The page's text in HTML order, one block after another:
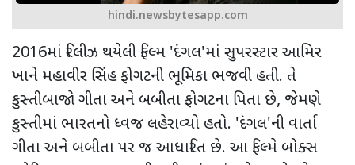
hindi.newsbytesapp.com
2016માં રિલીઝ થયેલી ફિલ્મ 'દંગલ'માં સુપરસ્ટાર આમિર
ખાને મહાવીર સિંહ ફોગટની ભૂમિકા ભજવી હતી. તે
કુસ્તીબાજો ગીતા અને બબીતા ફોગટના પિતા છે, જેમણે
કુસ્તીમાં ભારતનો ધ્વજ લહેરાવ્યો હતો. 'દંગલ'ની વાર્તા
ગીતા અને બબીતાપર જ આધારિત છે. આ ફિલ્મે બોક્સ